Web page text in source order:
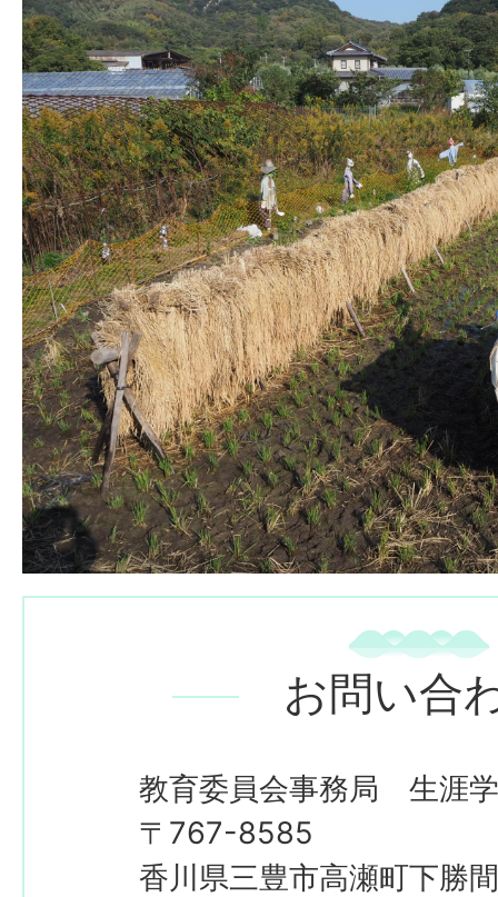
お問い合
教育委員会事務局 生涯
〒767-8585
香川県三豊市高瀬町下勝